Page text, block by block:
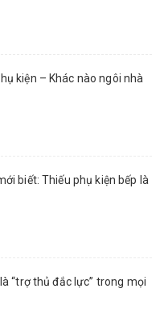
kiện – Khác nào ngôi nhà
biết: Thiếu phụ kiện bếp là
“trợ thủ đắc lực” trong mọi